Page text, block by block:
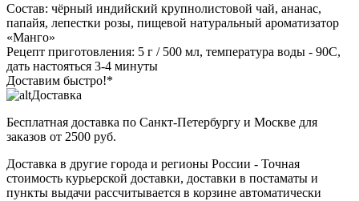
Состав: чёрный индийский крупнолистовой чай, ананас,
папайя, лепестки розы, пищевой натуральный ароматизатор
«Манго»
Рецепт приготовления: 5 г / 500 мл, температура воды - 90С,
дать настояться 3-4 минуты
Доставим быстро!*
Доставка
Бесплатная доставка по Санкт-Петербургу и Москве для
заказов от 2500 руб.
Доставка в другие города и регионы России - Точная
стоимость курьерской доставки, доставки в постаматы и
пункты выдачи рассчитывается в корзине автоматически